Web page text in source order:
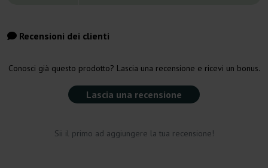
Recensioni dei clienti
Conosci già questo prodotto? Lascia una recensione e ricevi un bonus.
Lascia una recensione
Sii il primo ad aggiungere la tua recensione!